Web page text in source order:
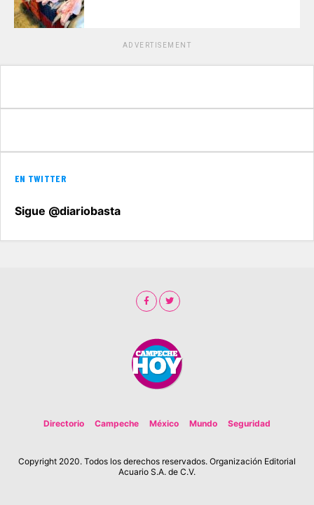
ADVERTISEMENT
EN TWITTER
Sigue @diariobasta
Directorio Campeche México Mundo Seguridad
Copyright 2020. Todos los derechos reservados. Organización Editorial
Acuario S.A. de C.V.